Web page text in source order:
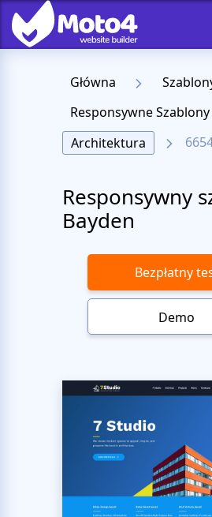
Główna
Architektura
Responsywny
Bayden
Bezpłatny
Demo